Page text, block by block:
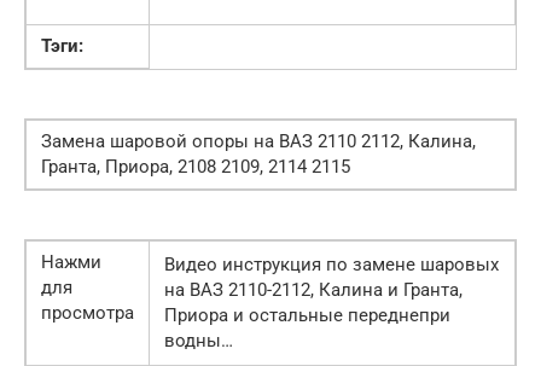
Тэги:
Замена шаровой опоры на ВАЗ 2110 2112, Калина,
Гранта, Приора, 2108 2109, 2114 2115
Нажми
для
просмотра
Видео инструкция по замене шаровых
на ВАЗ 2110-2112, Калина и Гранта,
Приора и остальные переднепри
водны…